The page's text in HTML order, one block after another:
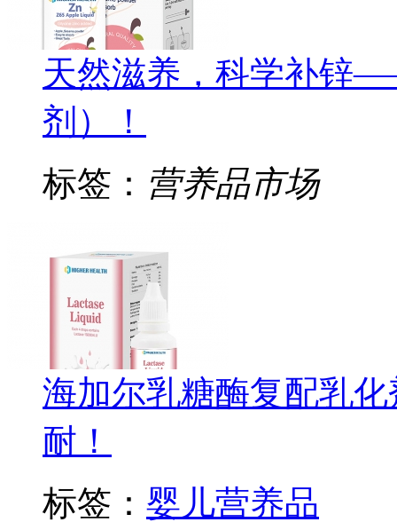
天然滋养，科学补锌
剂）！
标签： 营养品市场
海加尔乳糖酶复配乳
耐！
标签： 婴儿营养品